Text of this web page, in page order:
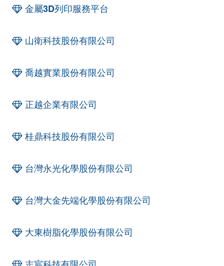
金屬3D列印服務平台
山衛科技股份有限公司
喬越實業股份有限公司
正越企業有限公司
桂鼎科技股份有限公司
台灣永光化學股份有限公司
台灣大金先端化學股份有限公司
大東樹脂化學股份有限公司